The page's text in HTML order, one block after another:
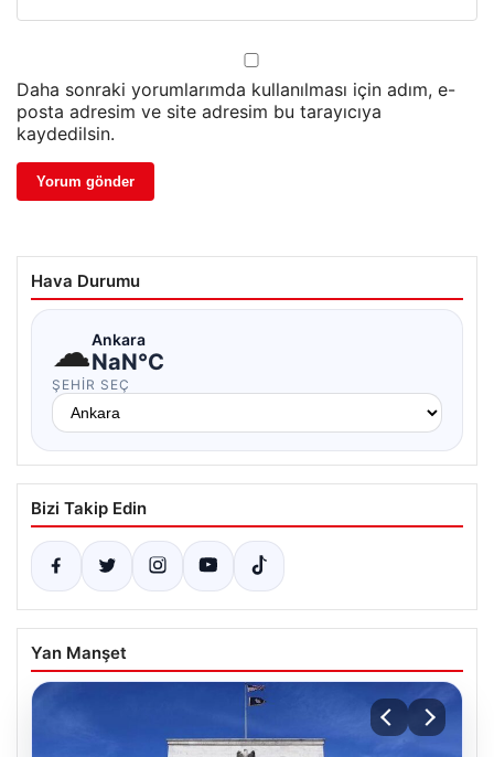
Daha sonraki yorumlarımda kullanılması için adım, e-
posta adresim ve site adresim bu tarayıcıya
kaydedilsin.
Hava Durumu
☁Ankara
NaN°C
ŞEHIR SEÇ
Bizi Takip Edin
Yan Manşet